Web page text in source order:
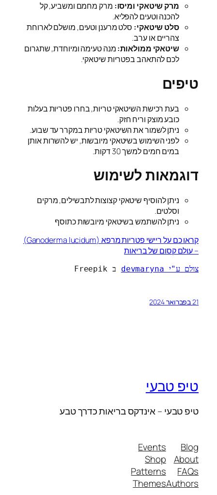
מרק שיטאקי ומיסו: מרק מחמם ומשביע, קל
להכנה וטעים להפליא.
סלט שיטאקי: סלט מרענן וטעים, מושלם לארוחת
צהריים או ערב.
שיטאקי ממולאות:מנה טעימה ומיוחדת, שתגרום
לכם להתאהב בפטריות שיטאקי.
טיפים
בעת רכישת השיטאקי טריות, בחרו פטריות בעלות
כובע מוצק וריח חזק.
ניתן לשמור את השיטאקי טריות במקרר עד שבוע.
לפני השימוש בשיטאקי מיובשות, יש להשרות אותן
במים חמים למשך 30 דקות.
דוגמאות לשימוש
ניתן להוסיף שיטאקי קצוצות לתבשילים, מרקים
וסלטים.
ניתן להשתמש בשיטאקי מיובשות כתוסף
קראו כם על ריישי פטריות מרפא (Ganoderma lucidum)
– עולם קסום של בריאות
צולם ע"י devmaryna ב Freepik
21 בפברואר 2024
טיפ טבעי
טיפ טבעי – אינדקס בריאות כדרך טבע
Blog
About
FAQs
Authors
Events
Shop
Patterns
Themes